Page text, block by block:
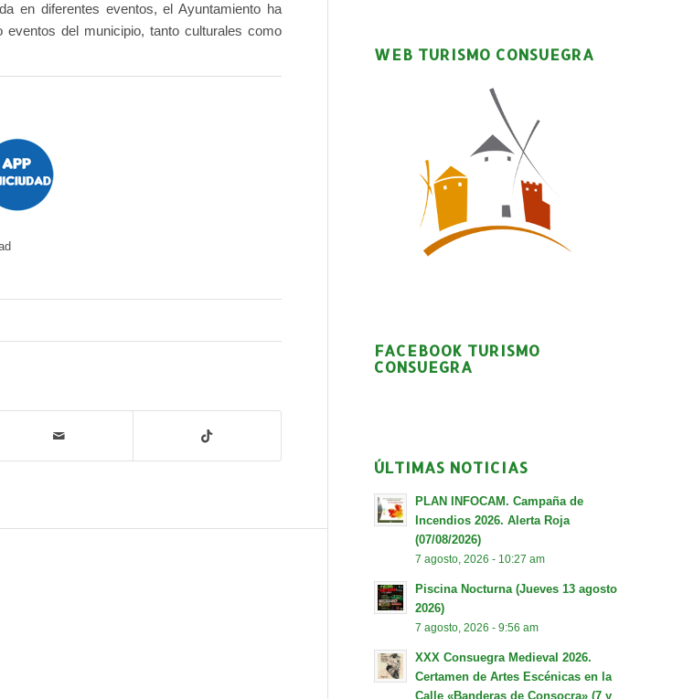
en diferentes eventos, el Ayuntamiento ha
del municipio, tanto culturales como
WEB TURISMO CONSUEGRA
FACEBOOK TURISMO
CONSUEGRA
ÚLTIMAS NOTICIAS
PLAN INFOCAM. Campaña de
Incendios 2026. Alerta Roja
(07/08/2026)
7 agosto, 2026 - 10:27 am
Piscina Nocturna (Jueves 13 agosto
2026)
7 agosto, 2026 - 9:56 am
XXX Consuegra Medieval 2026.
Certamen de Artes Escénicas en la
Calle «Banderas de Consocra» (7 y